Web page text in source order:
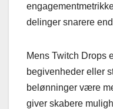
delinger snarere
Mens Twitch Drops
begivenheder eller
belønninger være
giver skabere